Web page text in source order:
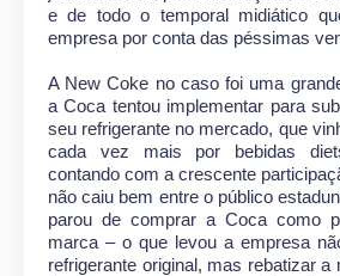
e de todo o temporal midiático
empresa por conta das péssimas
A New Coke no caso foi uma
a Coca tentou implementar para
seu refrigerante no mercado, que
cada vez mais por bebidas
contando com a crescente
não caiu bem entre o público
parou de comprar a Coca como
marca – o que levou a empresa
refrigerante original, mas rebatizar a